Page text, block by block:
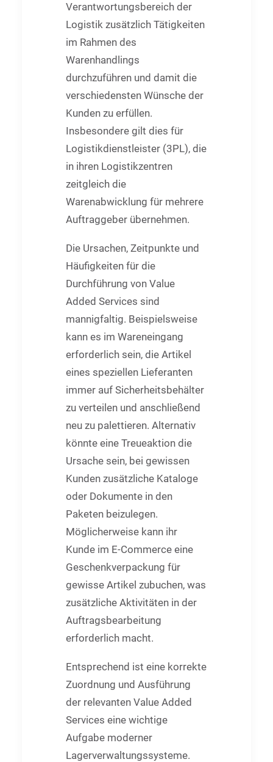
Verantwortungsbereich der
Logistik zusätzlich Tätigkeiten
im Rahmen des
Warenhandlings
durchzuführen und damit die
verschiedensten Wünsche der
Kunden zu erfüllen.
Insbesondere gilt dies für
Logistikdienstleister (3PL), die
in ihren Logistikzentren
zeitgleich die
Warenabwicklung für mehrere
Auftraggeber übernehmen.
Die Ursachen, Zeitpunkte und
Häufigkeiten für die
Durchführung von Value
Added Services sind
mannigfaltig. Beispielsweise
kann es im Wareneingang
erforderlich sein, die Artikel
eines speziellen Lieferanten
immer auf Sicherheitsbehälter
zu verteilen und anschließend
neu zu palettieren. Alternativ
könnte eine Treueaktion die
Ursache sein, bei gewissen
Kunden zusätzliche Kataloge
oder Dokumente in den
Paketen beizulegen.
Möglicherweise kann ihr
Kunde im E-Commerce eine
Geschenkverpackung für
gewisse Artikel zubuchen, was
zusätzliche Aktivitäten in der
Auftragsbearbeitung
erforderlich macht.
Entsprechend ist eine korrekte
Zuordnung und Ausführung
der relevanten Value Added
Services eine wichtige
Aufgabe moderner
Lagerverwaltungssysteme.